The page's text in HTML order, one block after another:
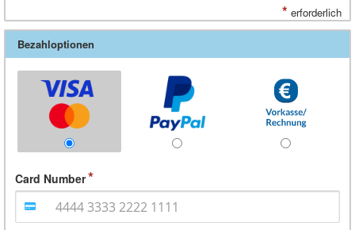
* erforderlich
Bezahloptionen
Card Number